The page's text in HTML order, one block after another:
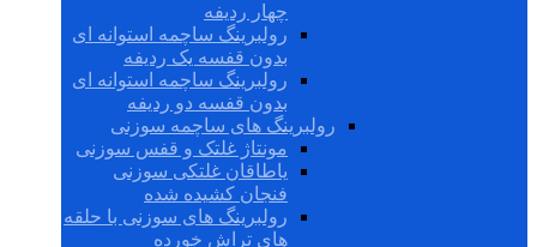
چهار ردیفه
رولبرینگ ساچمه استوانه ای
بدون قفسه یک ردیفه
رولبرینگ ساچمه استوانه ای
بدون قفسه دو ردیفه
رولبرینگ های ساچمه سوزنی
مونتاژ غلتک و قفس سوزنی
یاطاقان غلتکی سوزنی
فنجان کشیده شده
رولبرینگ های سوزنی با حلقه
های تراش خورده